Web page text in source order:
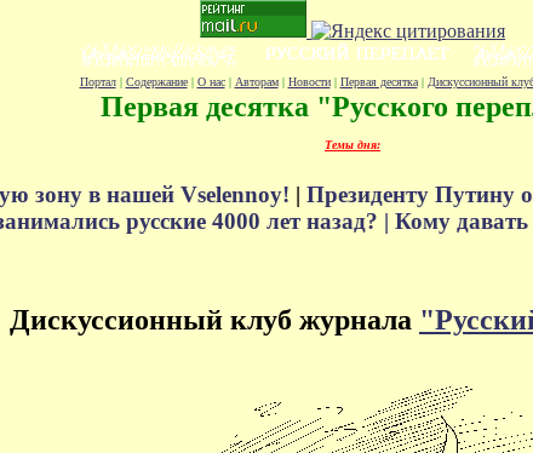
Портал| Содержание| О нас| Авторам| Новости| Первая десятка| Дискуссионный
Первая десятка "Русского
Темы дня:
зону в нашей Vselennoy! | Президенту Путину
русские 4000 лет назад? | Кому
Дискуссионный клуб журнала